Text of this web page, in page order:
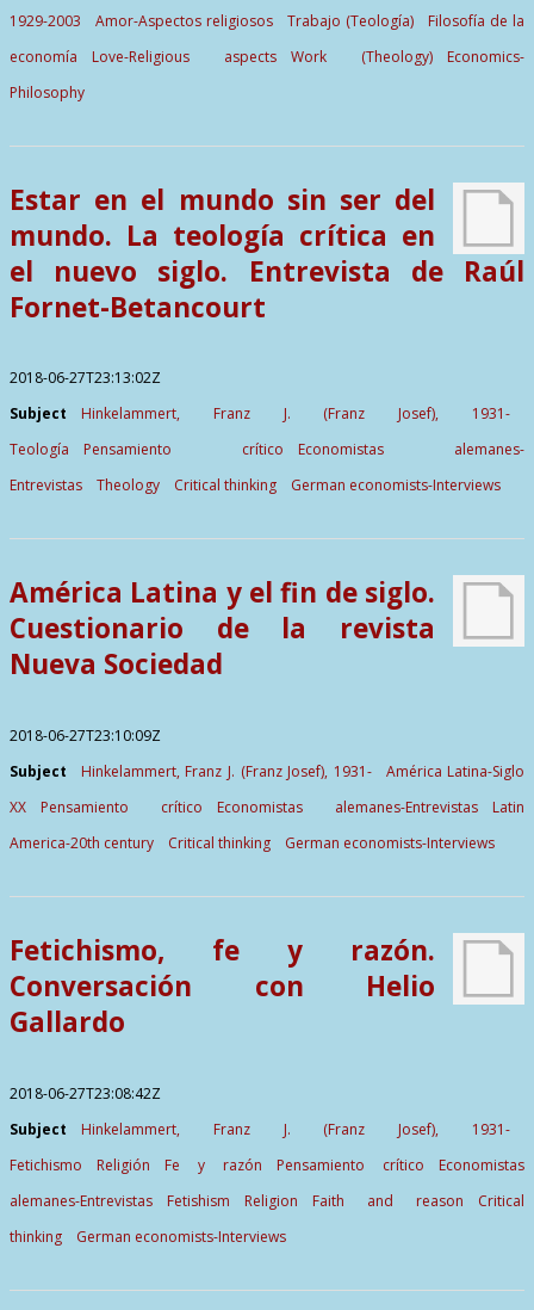
1929-2003
Amor-Aspectos religiosos Trabajo (Teología)
Filosofía de la
economía
Love-Religious aspects Work (Theology)
Economics-
Philosophy
Estar en el mundo sin ser del
mundo. La teología crítica en
el nuevo siglo. Entrevista de Raúl
Fornet-Betancourt
2018-06-27T23:13:02Z
Subject
Hinkelammert, Franz J. (Franz Josef), 1931-
Teología
Pensamiento crítico
Economistas alemanes-
Entrevistas
Theology Critical thinking German economists-Interviews
América Latina y el fin de siglo.
Cuestionario de la revista
Nueva Sociedad
2018-06-27T23:10:09Z
Subject
Hinkelammert, Franz J. (Franz Josef), 1931-
América Latina-Siglo
XX
Pensamiento crítico Economistas alemanes-Entrevistas
Latin
America-20th century
Critical thinking German economists-Interviews
Fetichismo, fe y razón.
Conversación con Helio
Gallardo
2018-06-27T23:08:42Z
Subject
Hinkelammert, Franz J. (Franz Josef), 1931-
Fetichismo
Religión Fe y razón Pensamiento crítico
Economistas
alemanes-Entrevistas
Fetishism Religion Faith and reason
Critical
thinking
German economists-Interviews